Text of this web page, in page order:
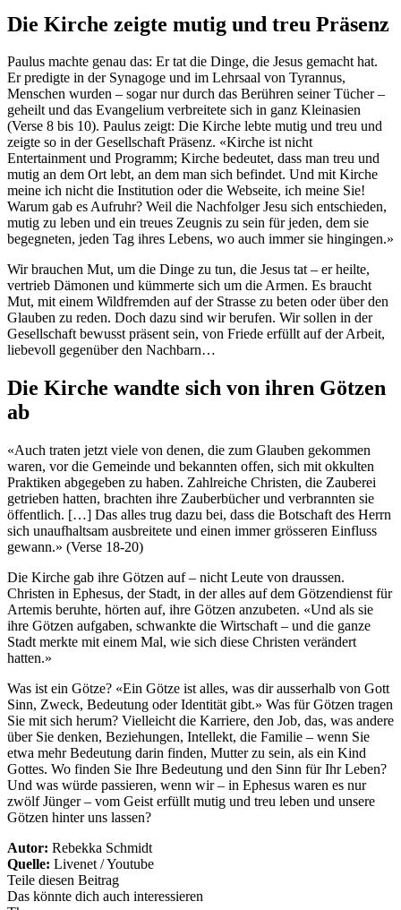
Die Kirche zeigte mutig und treu Präsenz
Paulus machte genau das: Er tat die Dinge, die Jesus gemacht hat.
Er predigte in der Synagoge und im Lehrsaal von Tyrannus,
Menschen wurden – sogar nur durch das Berühren seiner Tücher –
geheilt und das Evangelium verbreitete sich in ganz Kleinasien
(Verse 8 bis 10). Paulus zeigt: Die Kirche lebte mutig und treu und
zeigte so in der Gesellschaft Präsenz. «Kirche ist nicht
Entertainment und Programm; Kirche bedeutet, dass man treu und
mutig an dem Ort lebt, an dem man sich befindet. Und mit Kirche
meine ich nicht die Institution oder die Webseite, ich meine Sie!
Warum gab es Aufruhr? Weil die Nachfolger Jesu sich entschieden,
mutig zu leben und ein treues Zeugnis zu sein für jeden, dem sie
begegneten, jeden Tag ihres Lebens, wo auch immer sie hingingen.»
Wir brauchen Mut, um die Dinge zu tun, die Jesus tat – er heilte,
vertrieb Dämonen und kümmerte sich um die Armen. Es braucht
Mut, mit einem Wildfremden auf der Strasse zu beten oder über den
Glauben zu reden. Doch dazu sind wir berufen. Wir sollen in der
Gesellschaft bewusst präsent sein, von Friede erfüllt auf der Arbeit,
liebevoll gegenüber den Nachbarn…
Die Kirche wandte sich von ihren Götzen
ab
«Auch traten jetzt viele von denen, die zum Glauben gekommen
waren, vor die Gemeinde und bekannten offen, sich mit okkulten
Praktiken abgegeben zu haben. Zahlreiche Christen, die Zauberei
getrieben hatten, brachten ihre Zauberbücher und verbrannten sie
öffentlich. […] Das alles trug dazu bei, dass die Botschaft des Herrn
sich unaufhaltsam ausbreitete und einen immer grösseren Einfluss
gewann.» (Verse 18-20)
Die Kirche gab ihre Götzen auf – nicht Leute von draussen.
Christen in Ephesus, der Stadt, in der alles auf dem Götzendienst für
Artemis beruhte, hörten auf, ihre Götzen anzubeten. «Und als sie
ihre Götzen aufgaben, schwankte die Wirtschaft – und die ganze
Stadt merkte mit einem Mal, wie sich diese Christen verändert
hatten.»
Was ist ein Götze? «Ein Götze ist alles, was dir ausserhalb von Gott
Sinn, Zweck, Bedeutung oder Identität gibt.» Was für Götzen tragen
Sie mit sich herum? Vielleicht die Karriere, den Job, das, was andere
über Sie denken, Beziehungen, Intellekt, die Familie – wenn Sie
etwa mehr Bedeutung darin finden, Mutter zu sein, als ein Kind
Gottes. Wo finden Sie Ihre Bedeutung und den Sinn für Ihr Leben?
Und was würde passieren, wenn wir – in Ephesus waren es nur
zwölf Jünger – vom Geist erfüllt mutig und treu leben und unsere
Götzen hinter uns lassen?
Autor: Rebekka Schmidt
Quelle: Livenet / Youtube
Teile diesen Beitrag
Das könnte dich auch interessieren